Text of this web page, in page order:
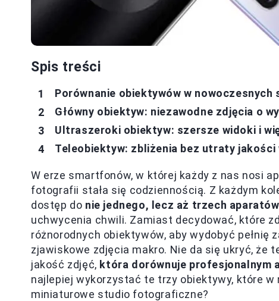
Spis treści
Porównanie obiektywów w nowoczesnych
Główny obiektyw: niezawodne zdjęcia o
Ultraszeroki obiektyw: szersze widoki i
Teleobiektyw: zbliżenia bez utraty
W erze smartfonów, w której każdy z nas nosi
fotografii stała się codziennością. Z każdym
dostęp do nie jednego, lecz aż trzech aparatów
uchwycenia chwili. Zamiast decydować, które
różnorodnych obiektywów, aby wydobyć
zjawiskowe zdjęcia makro. Nie da się ukryć, że
jakość zdjęć, która dorównuje profesjonalnym
najlepiej wykorzystać te trzy obiektywy, które
miniaturowe studio fotograficzne?